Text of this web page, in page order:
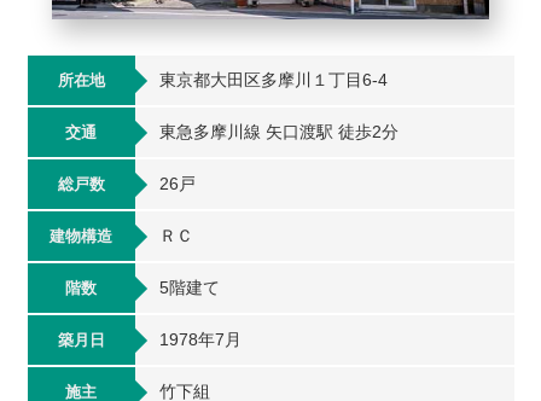
所在地 東京都大田区多摩川１丁目6-4
交通 東急多摩川線 矢口渡駅 徒歩2分
総戸数 26戸
建物構造 ＲＣ
階数 5階建て
築月日 1978年7月
施主 竹下組